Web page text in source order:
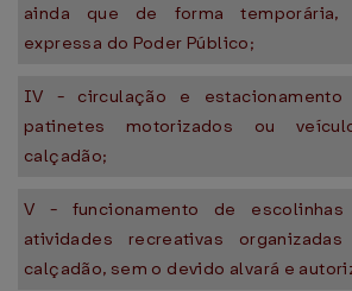
ainda que de forma temporária,
expressa do Poder Público;
IV - circulação e estacionamento
patinetes motorizados ou
calçadão;
V - funcionamento de
atividades recreativas
calçadão, sem o devido alvará e